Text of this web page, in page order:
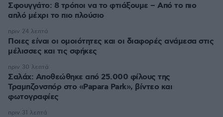
Σφουγγάτο: 8 τρόποι να το φτιάξουμε – Από το πιο
απλό μέχρι το πιο πλούσιο
Ποιες είναι οι ομοιότητες και οι διαφορές ανάμεσα στις
μέλισσες και τις σφήκες
πριν 24 λεπτά
Σαλάχ: Αποθεώθηκε από 25.000 φίλους της
Τραμπζονσπόρ στο «Papara Park», βίντεο και
φωτογραφίες
πριν 30 λεπτά
πριν 31 λεπτά